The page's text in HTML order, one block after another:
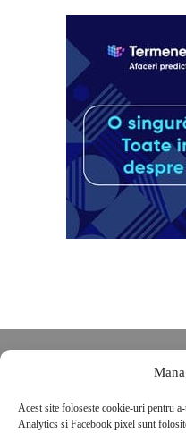
Acest site foloseste cookie-uri pentru
Analytics și Facebook pixel sunt
POLITICĂ DE